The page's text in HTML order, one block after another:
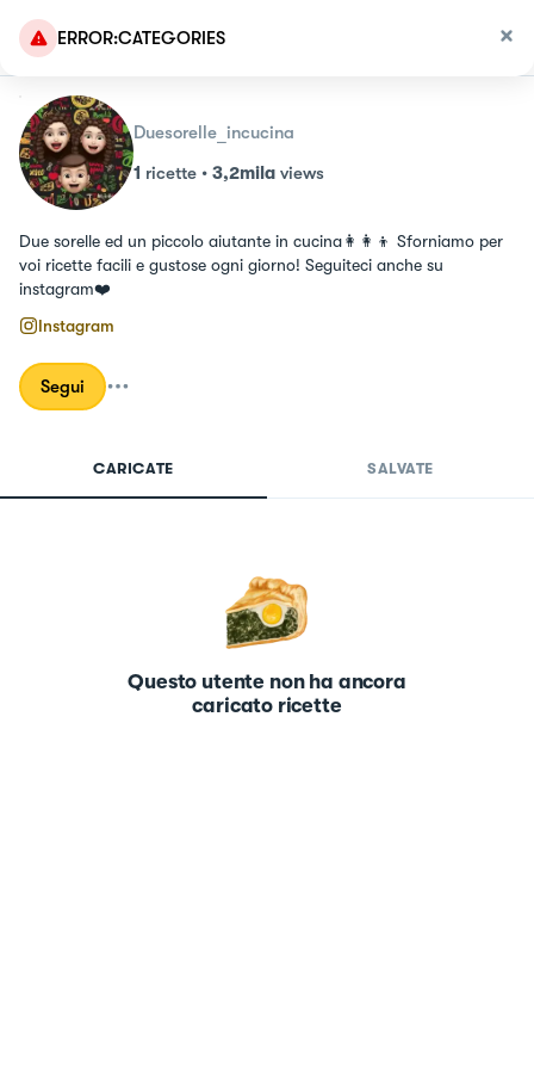
ERROR:CATEGORIES
Duesorelle_incucina
1 ricette • 3,2mila views
Due sorelle ed un piccolo aiutante in cucina👩‍👩‍👦 Sforniamo per
voi ricette facili e gustose ogni giorno! Seguiteci anche su
instagram❤️
Instagram
Segui
CARICATE SALVATE
Questo utente non ha ancora
caricato ricette